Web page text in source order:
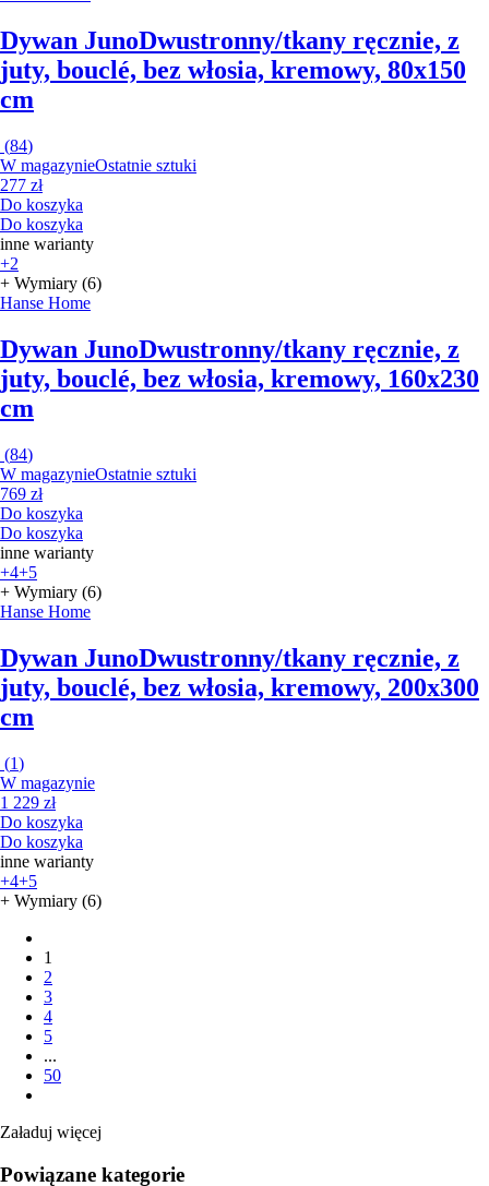
Dywan JunoDwustronny/tkany ręcznie, z
juty, bouclé, bez włosia, kremowy, 80x150
cm
(84)
W magazynieOstatnie sztuki
277 zł
Do koszyka
Do koszyka
inne warianty
+2
+ Wymiary (6)
Hanse Home
Dywan JunoDwustronny/tkany ręcznie, z
juty, bouclé, bez włosia, kremowy, 160x230
cm
(84)
W magazynieOstatnie sztuki
769 zł
Do koszyka
Do koszyka
inne warianty
+4+5
+ Wymiary (6)
Hanse Home
Dywan JunoDwustronny/tkany ręcznie, z
juty, bouclé, bez włosia, kremowy, 200x300
cm
(1)
W magazynie
1 229 zł
Do koszyka
Do koszyka
inne warianty
+4+5
+ Wymiary (6)
1
2
3
4
5
...
50
Załaduj więcej
Powiązane kategorie